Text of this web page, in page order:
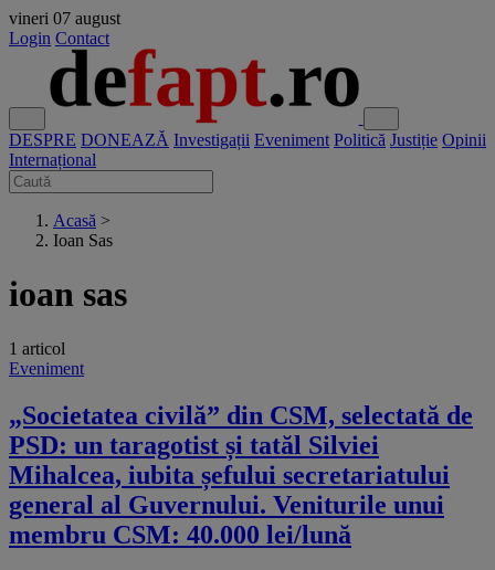
vineri 07 august
Login Contact
DESPRE DONEAZĂ Investigații Eveniment Politică Justiție Opinii
Internațional
Acasă >
Ioan Sas
ioan sas
1 articol
Eveniment
„Societatea civilă” din CSM, selectată de
PSD: un taragotist și tatăl Silviei
Mihalcea, iubita șefului secretariatului
general al Guvernului. Veniturile unui
membru CSM: 40.000 lei/lună